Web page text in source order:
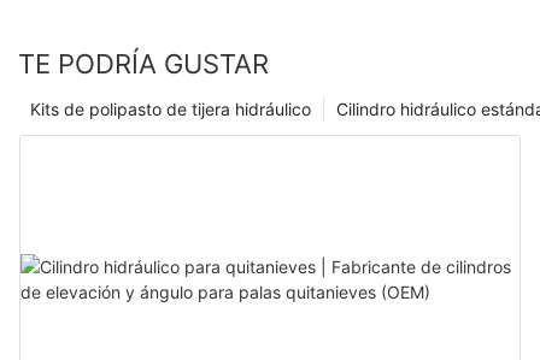
TE PODRÍA GUSTAR
Cilindro hidráulico
Kits de polipasto de tijera hidráulico